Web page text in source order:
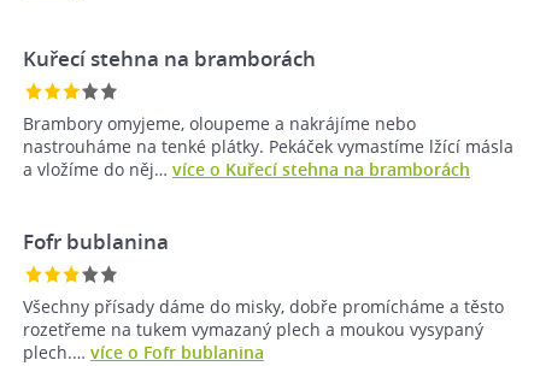
Kuřecí stehna na bramborách
Brambory omyjeme, oloupeme a nakrájíme nebo
nastrouháme na tenké plátky. Pekáček vymastíme lžící másla
a vložíme do něj… více o Kuřecí stehna na bramborách
Fofr bublanina
Všechny přísady dáme do misky, dobře promícháme a těsto
rozetřeme na tukem vymazaný plech a moukou vysypaný
plech.… více o Fofr bublanina